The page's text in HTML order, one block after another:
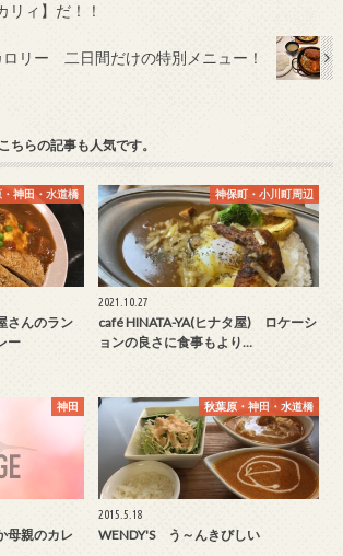
リィ】だ！！
ロリー 二日間だけの特別メニュー！
こちらの記事も人気です。
神田・水道橋
さんのラン
ー
神保町・小川町周辺
2021.10.27
café HINATA-YA(ヒナタ屋) ロケーシ
ョンの良さに食事もより…
神田
親のカレ
秋葉原・神田・水道橋
2015.5.18
WENDY'S う～んきびしい